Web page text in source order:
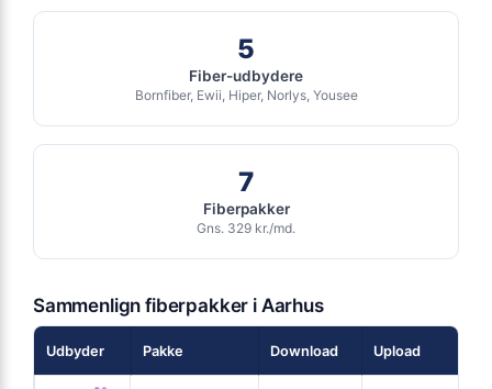
219
Pris 6 mdr. 1.314 kr.
▸Detaljer
99 kr. oprettelse
Inkl. router
5
Fiber-udbydere
Bornfiber, Ewii, Hiper, Norlys, Yousee
7
Fiberpakker
Gns. 329 kr./md.
Sammenlign fiberpakker i Aarhus
Udbyder Pakke Download Upload